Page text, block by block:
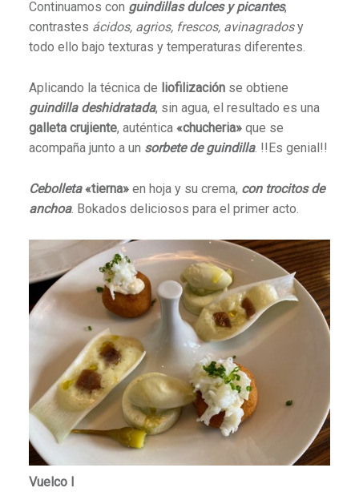
Continuamos con guindillas dulces y picantes,
contrastes ácidos, agrios, frescos, avinagradosy
todo ello bajo texturas y temperaturas diferentes.
Aplicando la técnica de liofilizaciónse obtiene
guindilla deshidratada, sin agua, el resultado es una
galleta crujiente, auténtica «chucheria»que se
acompaña junto a un sorbete de guindilla. !!Es genial!!
Cebolleta«tierna»en hoja y su crema, con trocitos de
anchoa. Bokados deliciosos para el primer acto.
Vuelco I